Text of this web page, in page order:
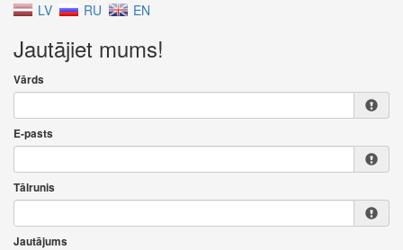
LV RU EN
Jautājiet mums!
Vārds
E-pasts
Tālrunis
Jautājums